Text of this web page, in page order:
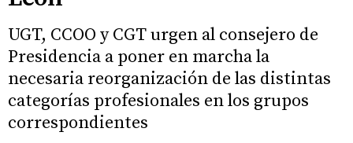
UGT, CCOO y CGT urgen al consejero de
Presidencia a poner en marcha la
necesaria reorganización de las distintas
categorías profesionales en los grupos
correspondientes